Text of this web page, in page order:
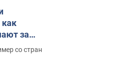
за
со стран